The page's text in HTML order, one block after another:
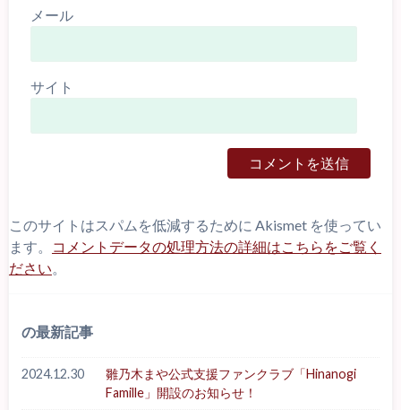
メール
サイト
このサイトはスパムを低減するために Akismet を使ってい
ます。
コメントデータの処理方法の詳細はこちらをご覧く
ださい
の最新記事
2024.12.30
雛乃木まや公式支援ファンクラブ「Hinanogi
Famille」開設のお知らせ！